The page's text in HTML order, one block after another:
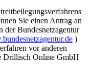
Sie einen Antrag an
der Bundesnetzagentur
)
vor anderen
Drillisch Online GmbH